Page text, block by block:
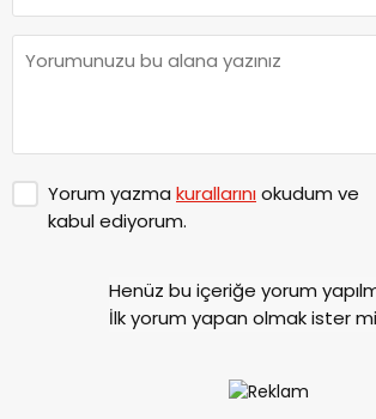
Yorum yazma kurallarınıokudum ve
kabul ediyorum.
Henüz bu içeriğe yorum
İlk yorum yapan olmak ister